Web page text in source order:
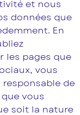
et nous
données que
En
les pages que
vous
de
vous
soit la nature